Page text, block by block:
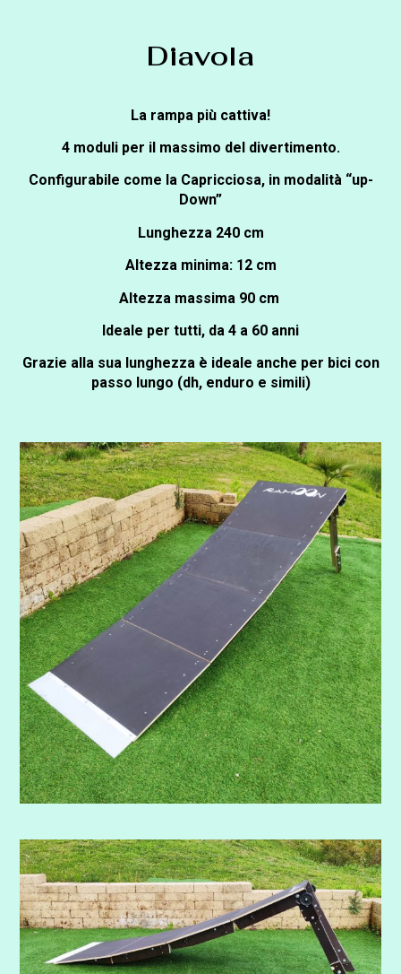
Diavola
La rampa più cattiva!
4 moduli per il massimo del divertimento.
Configurabile come la Capricciosa, in modalità “up-
Down”
Lunghezza 240 cm
Altezza minima: 12 cm
Altezza massima 90 cm
Ideale per tutti, da 4 a 60 anni
Grazie alla sua lunghezza è ideale anche per bici con
passo lungo (dh, enduro e simili)